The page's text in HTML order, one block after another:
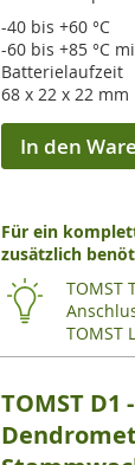
-40 bis +60 °C
-60 bis +85 °C
Batterielaufzeit
68 x 22 x 22 mm
In den
Für ein
zusätzlich
TOMST
TOMST
TOMST D1